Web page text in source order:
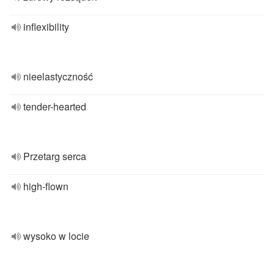
inflexibility
nieelastyczność
tender-hearted
Przetarg serca
high-flown
wysoko w locie